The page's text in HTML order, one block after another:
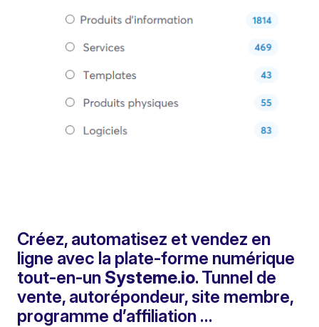
Créez, automatisez et vendez en
ligne avec la plate-forme numérique
tout-en-un Systeme.io. Tunnel de
vente, autorépondeur, site membre,
programme d’affiliation …